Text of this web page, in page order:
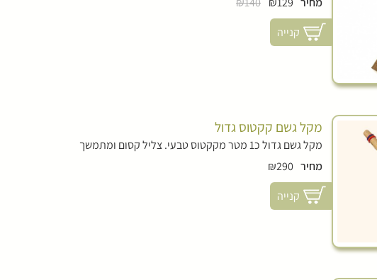
קנייה
מקל גשם קקטוס גדול
מקל גשם גדול כ1 מטר מקקטוס טבעי. צליל קסום ומתמשך
מחיר ₪290
קנייה